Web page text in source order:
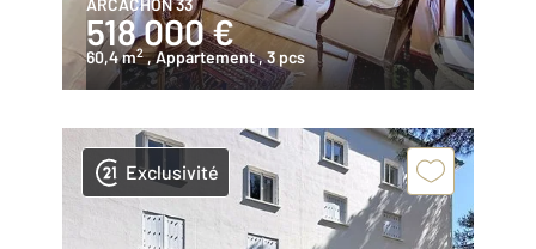
ARCACHON 33
518 000 €
60,4 m2 , Appartement, 3 pcs
Exclusivité